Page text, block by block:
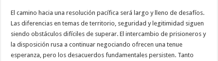
El camino hacia una resolución pacífica será largo y lleno de desafíos.
Las diferencias en temas de territorio, seguridad y legitimidad siguen
siendo obstáculos difíciles de superar. El intercambio de prisioneros y
la disposición rusa a continuar negociando ofrecen una tenue
esperanza, pero los desacuerdos fundamentales persisten. Tanto